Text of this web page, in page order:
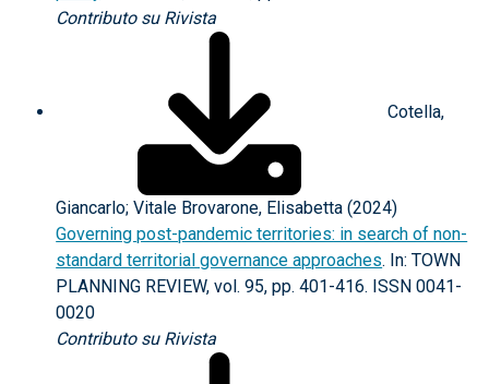
Contributo su Rivista
Cotella,
Giancarlo; Vitale Brovarone, Elisabetta (2024)
Governing post-pandemic territories: in search of non-
standard territorial governance approaches. In: TOWN
PLANNING REVIEW, vol. 95, pp. 401-416. ISSN 0041-
0020
Contributo su Rivista